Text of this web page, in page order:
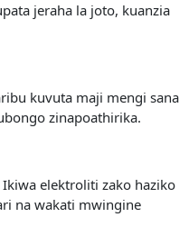
jeraha la joto, kuanzia
kuvuta maji mengi sana
zinapoathirika.
elektroliti zako haziko
na wakati mwingine